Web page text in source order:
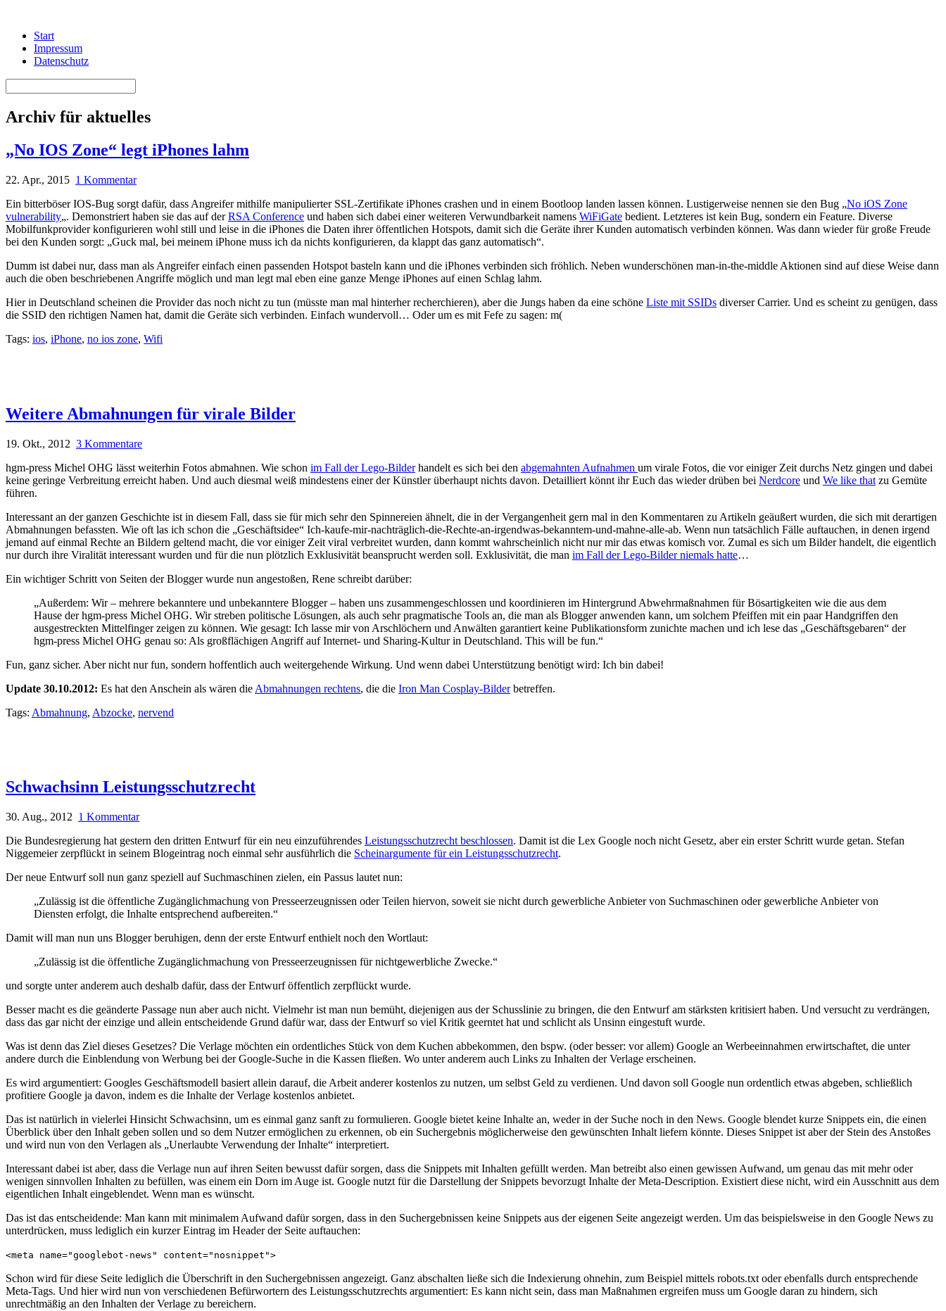
Start
Impressum
Datenschutz
Archiv für aktuelles
„No IOS Zone“ legt iPhones lahm
22. Apr., 2015 1 Kommentar
Ein bitterböser IOS-Bug sorgt dafür, dass Angreifer mithilfe manipulierter SSL-Zertifikate iPhones crashen und in einem Bootloop landen lassen können. Lustigerweise nennen sie den Bug „No iOS Zone
vulnerability„. Demonstriert haben sie das auf derRSA Conference und haben sich dabei einer weiteren Verwundbarkeit namens WiFiGate bedient. Letzteres ist kein Bug, sondern ein Feature. Diverse
Mobilfunkprovider konfigurieren wohl still und leise in die iPhones die Daten ihrer öffentlichen Hotspots, damit sich die Geräte ihrer Kunden automatisch verbinden können. Was dann wieder für große Freude
bei den Kunden sorgt: „Guck mal, bei meinem iPhone muss ich da nichts konfigurieren, da klappt das ganz automatisch“.
Dumm ist dabei nur, dass man als Angreifer einfach einen passenden Hotspot basteln kann und die iPhones verbinden sich fröhlich. Neben wunderschönen man-in-the-middle Aktionen sind auf diese Weise dann
auch die oben beschriebenen Angriffe möglich und man legt mal eben eine ganze Menge iPhones auf einen Schlag lahm.
Hier in Deutschland scheinen die Provider das noch nicht zu tun (müsste man mal hinterher recherchieren), aber die Jungs haben da eine schöne Liste mit SSIDs diverser Carrier. Und es scheint zu genügen, dass
die SSID den richtigen Namen hat, damit die Geräte sich verbinden. Einfach wundervoll… Oder um es mit Fefe zu sagen: m(
Tags: ios, iPhone, no ios zone, Wifi
Weitere Abmahnungen für virale Bilder
19. Okt., 2012 3 Kommentare
hgm-press Michel OHG lässt weiterhin Fotos abmahnen. Wie schon im Fall der Lego-Bilderhandelt es sich bei den abgemahnten Aufnahmen um virale Fotos, die vor einiger Zeit durchs Netz gingen und dabei
keine geringe Verbreitung erreicht haben. Und auch diesmal weiß mindestens einer der Künstler überhaupt nichts davon. Detailliert könnt ihr Euch das wieder drüben bei Nerdcore und We like that zu Gemüte
führen.
Interessant an der ganzen Geschichte ist in diesem Fall, dass sie für mich sehr den Spinnereien ähnelt, die in der Vergangenheit gern mal in den Kommentaren zu Artikeln geäußert wurden, die sich mit derartigen
Abmahnungen befassten. Wie oft las ich schon die „Geschäftsidee“ Ich-kaufe-mir-nachträglich-die-Rechte-an-irgendwas-bekanntem-und-mahne-alle-ab. Wenn nun tatsächlich Fälle auftauchen, in denen irgend
jemand auf einmal Rechte an Bildern geltend macht, die vor einiger Zeit viral verbreitet wurden, dann kommt wahrscheinlich nicht nur mir das etwas komisch vor. Zumal es sich um Bilder handelt, die eigentlich
nur durch ihre Viralität interessant wurden und für die nun plötzlich Exklusivität beansprucht werden soll. Exklusivität, die man im Fall der Lego-Bilder niemals hatte…
Ein wichtiger Schritt von Seiten der Blogger wurde nun angestoßen, Rene schreibt darüber:
„Außerdem: Wir – mehrere bekanntere und unbekanntere Blogger – haben uns zusammengeschlossen und koordinieren im Hintergrund Abwehrmaßnahmen für Bösartigkeiten wie die aus dem
Hause der hgm-press Michel OHG. Wir streben politische Lösungen, als auch sehr pragmatische Tools an, die man als Blogger anwenden kann, um solchem Pfeiffen mit ein paar Handgriffen den
ausgestreckten Mittelfinger zeigen zu können. Wie gesagt: Ich lasse mir von Arschlöchern und Anwälten garantiert keine Publikationsform zunichte machen und ich lese das „Geschäftsgebaren“ der
hgm-press Michel OHG genau so: Als großflächigen Angriff auf Internet- und Sharing-Kultur in Deutschland. This will be fun.“
Fun, ganz sicher. Aber nicht nur fun, sondern hoffentlich auch weitergehende Wirkung. Und wenn dabei Unterstützung benötigt wird: Ich bin dabei!
Update 30.10.2012: Es hat den Anschein als wären die Abmahnungen rechtens, die die Iron Man Cosplay-Bilderbetreffen.
Tags: Abmahnung, Abzocke, nervend
Schwachsinn Leistungsschutzrecht
30. Aug., 2012 1 Kommentar
Die Bundesregierung hat gestern den dritten Entwurf für ein neu einzuführendes Leistungsschutzrecht beschlossen. Damit ist die Lex Google noch nicht Gesetz, aber ein erster Schritt wurde getan. Stefan
Niggemeier zerpflückt in seinem Blogeintrag noch einmal sehr ausführlich die Scheinargumente für ein Leistungsschutzrecht.
Der neue Entwurf soll nun ganz speziell auf Suchmaschinen zielen, ein Passus lautet nun:
„Zulässig ist die öffentliche Zugänglichmachung von Presseerzeugnissen oder Teilen hiervon, soweit sie nicht durch gewerbliche Anbieter von Suchmaschinen oder gewerbliche Anbieter von
Diensten erfolgt, die Inhalte entsprechend aufbereiten.“
Damit will man nun uns Blogger beruhigen, denn der erste Entwurf enthielt noch den Wortlaut:
„Zulässig ist die öffentliche Zugänglichmachung von Presseerzeugnissen für nichtgewerbliche Zwecke.“
und sorgte unter anderem auch deshalb dafür, dass der Entwurf öffentlich zerpflückt wurde.
Besser macht es die geänderte Passage nun aber auch nicht. Vielmehr ist man nun bemüht, diejenigen aus der Schusslinie zu bringen, die den Entwurf am stärksten kritisiert haben. Und versucht zu verdrängen,
dass das gar nicht der einzige und allein entscheidende Grund dafür war, dass der Entwurf so viel Kritik geerntet hat und schlicht als Unsinn eingestuft wurde.
Was ist denn das Ziel dieses Gesetzes? Die Verlage möchten ein ordentliches Stück von dem Kuchen abbekommen, den bspw. (oder besser: vor allem) Google an Werbeeinnahmen erwirtschaftet, die unter
andere durch die Einblendung von Werbung bei der Google-Suche in die Kassen fließen. Wo unter anderem auch Links zu Inhalten der Verlage erscheinen.
Es wird argumentiert: Googles Geschäftsmodell basiert allein darauf, die Arbeit anderer kostenlos zu nutzen, um selbst Geld zu verdienen. Und davon soll Google nun ordentlich etwas abgeben, schließlich
profitiere Google ja davon, indem es die Inhalte der Verlage kostenlos anbietet.
Das ist natürlich in vielerlei Hinsicht Schwachsinn, um es einmal ganz sanft zu formulieren. Google bietet keine Inhalte an, weder in der Suche noch in den News. Google blendet kurze Snippets ein, die einen
Überblick über den Inhalt geben sollen und so dem Nutzer ermöglichen zu erkennen, ob ein Suchergebnis möglicherweise den gewünschten Inhalt liefern könnte. Dieses Snippet ist aber der Stein des Anstoßes
und wird nun von den Verlagen als „Unerlaubte Verwendung der Inhalte“ interpretiert.
Interessant dabei ist aber, dass die Verlage nun auf ihren Seiten bewusst dafür sorgen, dass die Snippets mit Inhalten gefüllt werden. Man betreibt also einen gewissen Aufwand, um genau das mit mehr oder
wenigen sinnvollen Inhalten zu befüllen, was einem ein Dorn im Auge ist. Google nutzt für die Darstellung der Snippets bevorzugt Inhalte der Meta-Description. Existiert diese nicht, wird ein Ausschnitt aus dem
eigentlichen Inhalt eingeblendet. Wenn man es wünscht.
Das ist das entscheidende: Man kann mit minimalem Aufwand dafür sorgen, dass in den Suchergebnissen keine Snippets aus der eigenen Seite angezeigt werden. Um das beispielsweise in den Google News zu
unterdrücken, muss lediglich ein kurzer Eintrag im Header der Seite auftauchen:
<meta name="googlebot-news" content="nosnippet">
Schon wird für diese Seite lediglich die Überschrift in den Suchergebnissen angezeigt. Ganz abschalten ließe sich die Indexierung ohnehin, zum Beispiel mittels robots.txt oder ebenfalls durch entsprechende
Meta-Tags. Und hier wird nun von verschiedenen Befürwortern des Leistungsschutzrechts argumentiert: Es kann nicht sein, dass man Maßnahmen ergreifen muss um Google daran zu hindern, sich
unrechtmäßig an den Inhalten der Verlage zu bereichern.